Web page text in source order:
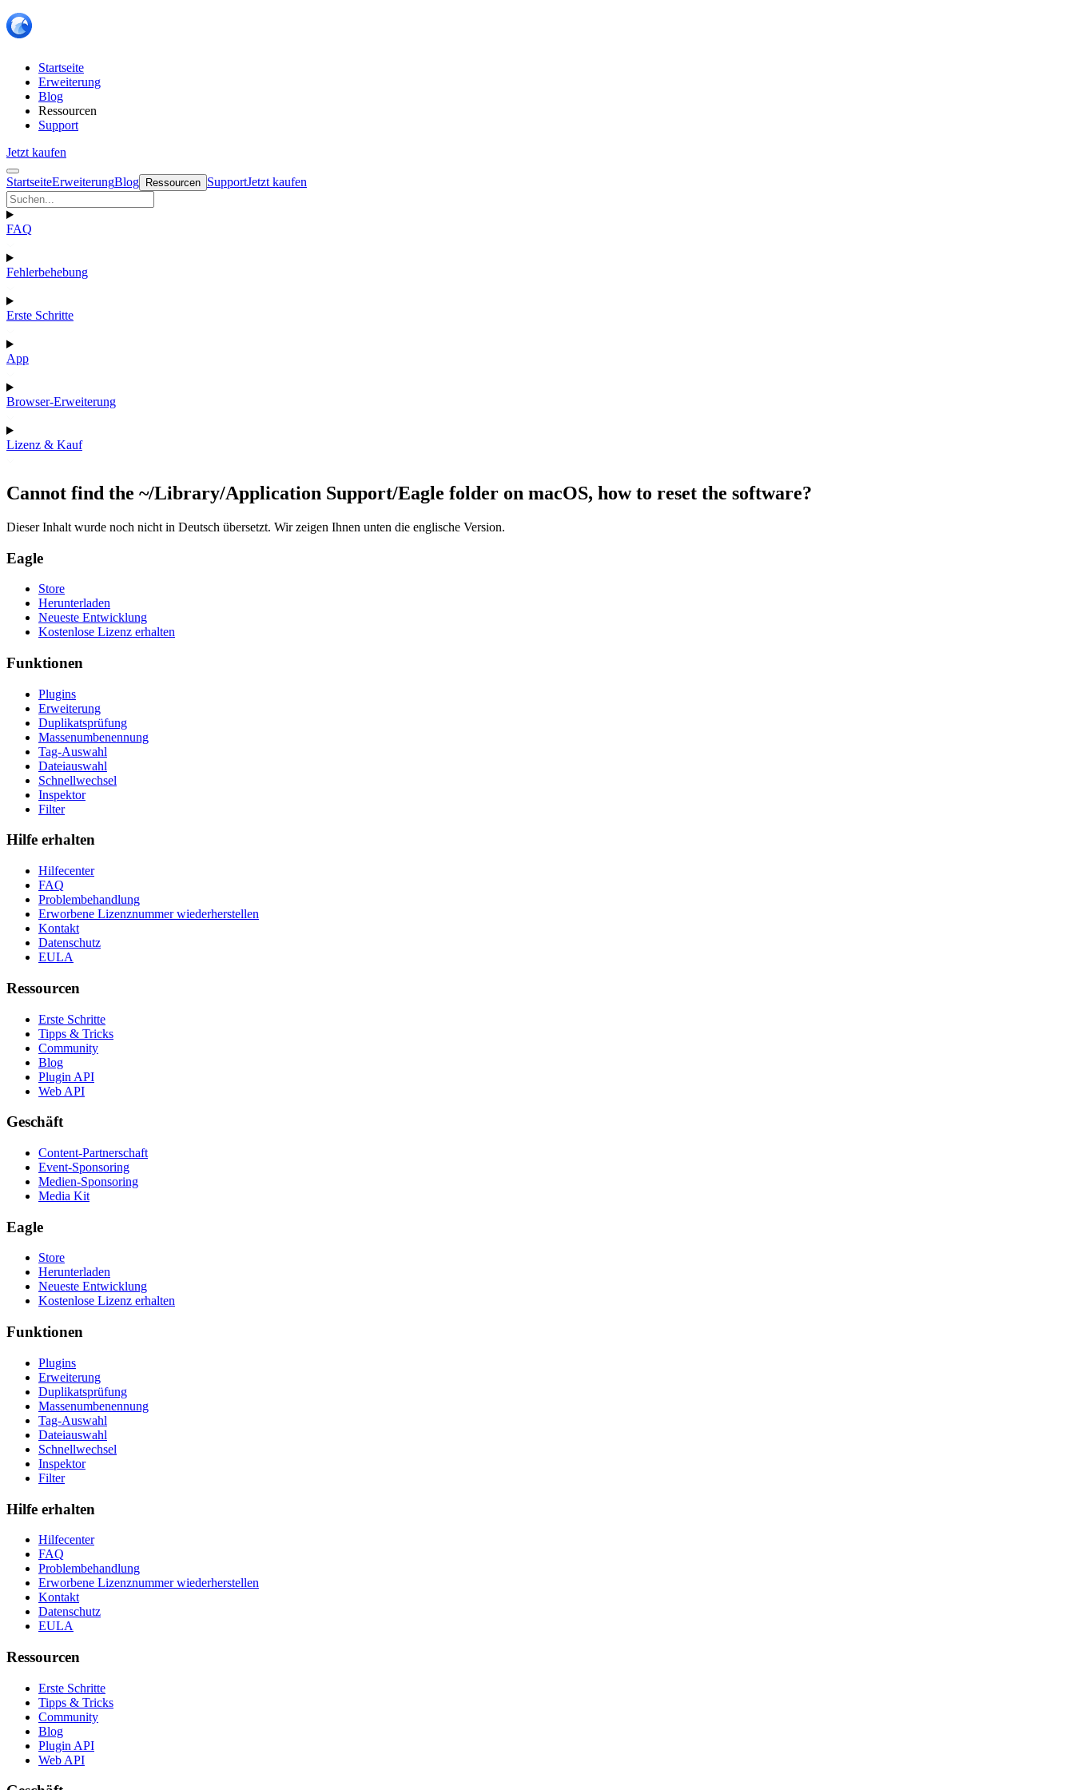
Startseite
Erweiterung
Blog
Ressourcen
Support
Jetzt kaufen
StartseiteErweiterungBlog Ressourcen SupportJetzt kaufen
FAQ
Fehlerbehebung
Erste Schritte
App
Browser-Erweiterung
Lizenz & Kauf
Cannot find the ~/Library/Application Support/Eagle folder on macOS, how to reset the software?
Dieser Inhalt wurde noch nicht in Deutsch übersetzt. Wir zeigen Ihnen unten die englische Version.
Eagle
Store
Herunterladen
Neueste Entwicklung
Kostenlose Lizenz erhalten
Funktionen
Plugins
Erweiterung
Duplikatsprüfung
Massenumbenennung
Tag-Auswahl
Dateiauswahl
Schnellwechsel
Inspektor
Filter
Hilfe erhalten
Hilfecenter
FAQ
Problembehandlung
Erworbene Lizenznummer wiederherstellen
Kontakt
Datenschutz
EULA
Ressourcen
Erste Schritte
Tipps & Tricks
Community
Blog
Plugin API
Web API
Geschäft
Content-Partnerschaft
Event-Sponsoring
Medien-Sponsoring
Media Kit
Eagle
Store
Herunterladen
Neueste Entwicklung
Kostenlose Lizenz erhalten
Funktionen
Plugins
Erweiterung
Duplikatsprüfung
Massenumbenennung
Tag-Auswahl
Dateiauswahl
Schnellwechsel
Inspektor
Filter
Hilfe erhalten
Hilfecenter
FAQ
Problembehandlung
Erworbene Lizenznummer wiederherstellen
Kontakt
Datenschutz
EULA
Ressourcen
Erste Schritte
Tipps & Tricks
Community
Blog
Plugin API
Web API